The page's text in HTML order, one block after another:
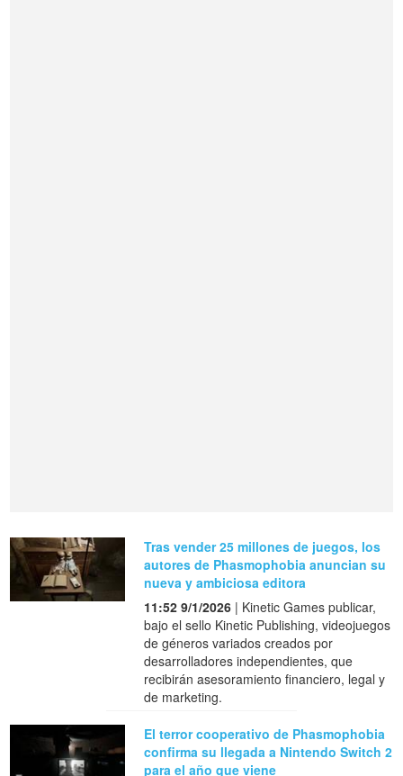
Tras vender 25 millones de juegos, los
autores de Phasmophobia anuncian su
nueva y ambiciosa editora
11:52 9/1/2026 | Kinetic Games publicar,
bajo el sello Kinetic Publishing, videojuegos
de géneros variados creados por
desarrolladores independientes, que
recibirán asesoramiento financiero, legal y
de marketing.
El terror cooperativo de Phasmophobia
confirma su llegada a Nintendo Switch 2
para el año que viene